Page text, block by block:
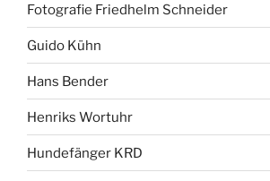
Fotografie Friedhelm Schneider
Guido Kühn
Hans Bender
Henriks Wortuhr
Hundefänger KRD